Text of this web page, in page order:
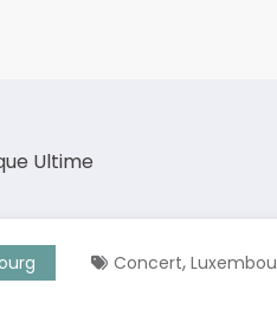
Concert,